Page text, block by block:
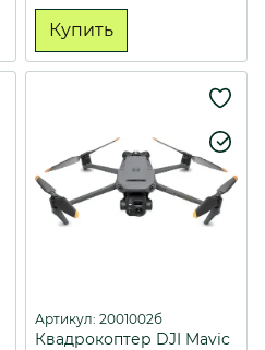
Купить
Артикул: 2001002б
Квадрокоптер DJI Mavic